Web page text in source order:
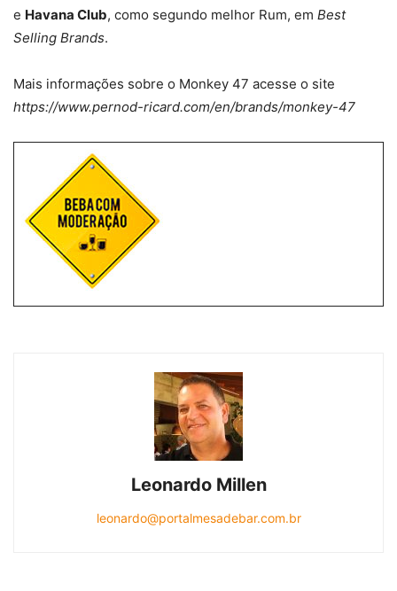
e Havana Club, como segundo melhor Rum, em Best
Selling Brands.
Mais informações sobre o Monkey 47 acesse o site
https://www.pernod-ricard.com/en/brands/monkey-47
Leonardo Millen
leonardo@portalmesadebar.com.br